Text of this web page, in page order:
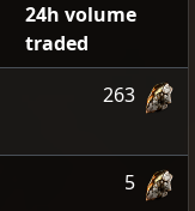
24h volume
traded
263
5